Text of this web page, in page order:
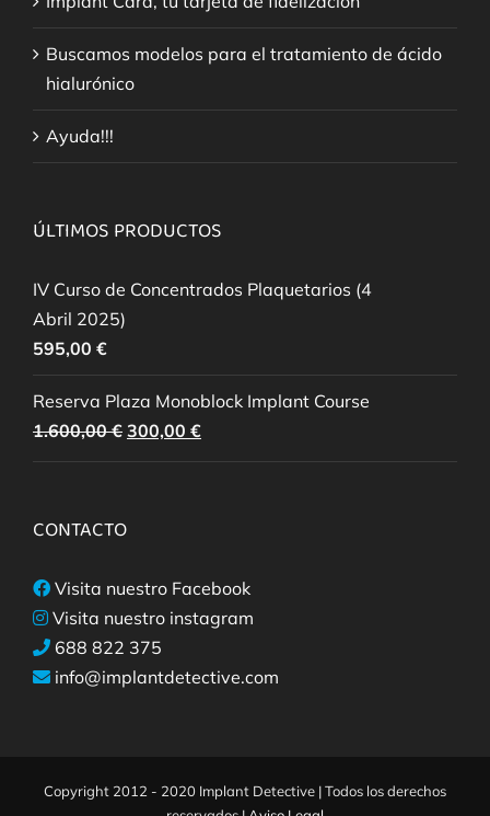
Buscamos modelos para el tratamiento de ácido
hialurónico
Ayuda!!!
ÚLTIMOS PRODUCTOS
IV Curso de Concentrados Plaquetarios (4
Abril 2025)
595,00 €
Reserva Plaza Monoblock Implant Course
1.600,00€ El
precio
300,00 €El
precio
CONTACTO
Visita nuestro Facebook
Visita nuestro instagram
688 822 375
info@implantdetective.com
Copyright 2012 - 2020 Implant Detective | Todos los derechos